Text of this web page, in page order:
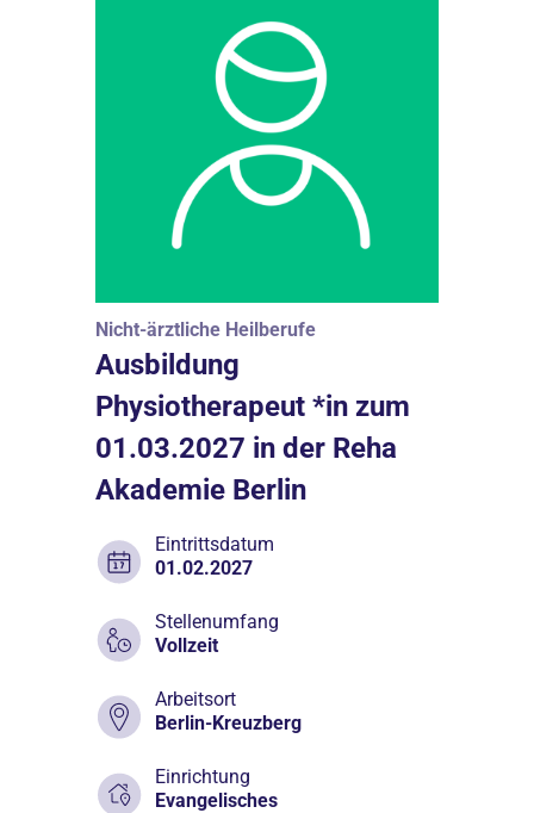
Nicht-ärztliche Heilberufe
Ausbildung
Physiotherapeut *in zum
01.03.2027 in der Reha
Akademie Berlin
Eintrittsdatum
01.02.2027
Stellenumfang
Vollzeit
Arbeitsort
Berlin-Kreuzberg
Einrichtung
Evangelisches